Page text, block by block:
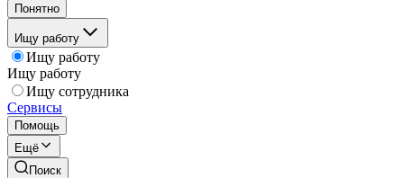
Понятно
Ищу работу
Ищу работу
Ищу работу
Ищу сотрудника
Сервисы
Помощь
Ещё
Поиск